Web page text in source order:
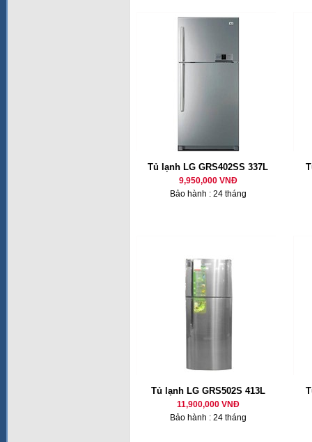
Tủ lạnh LG GRS402SS 337L
9,950,000 VNĐ
Bảo hành : 24 tháng
Tủ lạnh LG GRS502S 413L
11,900,000 VNĐ
Bảo hành : 24 tháng